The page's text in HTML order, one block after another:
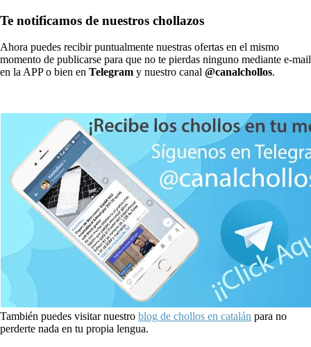
Te notificamos de nuestros chollazos
Ahora puedes recibir puntualmente nuestras ofertas en el mismo
momento de publicarse para que no te pierdas ninguno mediante e-mail
en la APP o bien en Telegram y nuestro canal @canalchollos.
También puedes visitar nuestro blog de chollos en catalán para no
perderte nada en tu propia lengua.